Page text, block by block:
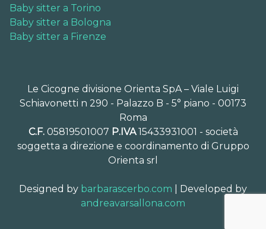
Baby sitter a Torino
Baby sitter a Bologna
Baby sitter a Firenze
Le Cicogne divisione Orienta SpA – Viale Luigi
Schiavonetti n 290 - Palazzo B - 5° piano - 00173
Roma
C.F.05819501007 P.IVA15433931001 - società
soggetta a direzione e coordinamento di Gruppo
Orienta srl
Designed by barbarascerbo.com | Developed by
andreavarsallona.com